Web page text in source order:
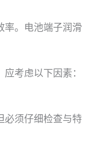
率。电池端子润滑
考虑以下因素：
必须仔细检查与特